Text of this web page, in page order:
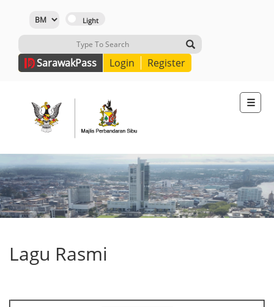
SarawakPass Login Register
☰
Lagu Rasmi